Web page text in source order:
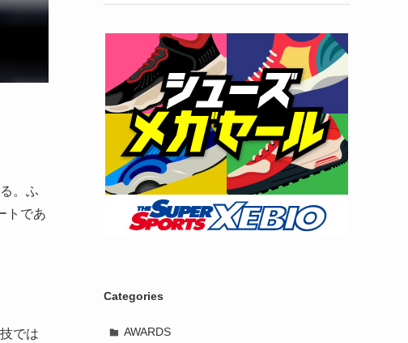
。ふ
トであ
では
Categories
AWARDS